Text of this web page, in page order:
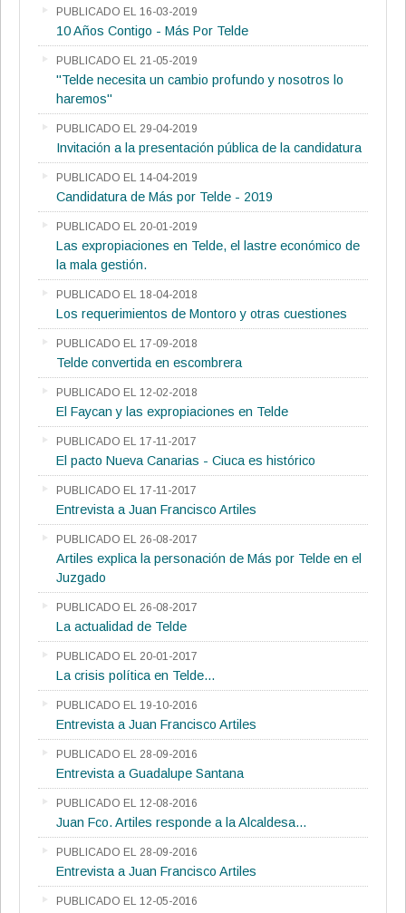
PUBLICADO EL 16-03-2019
10 Años Contigo - Más Por Telde
PUBLICADO EL 21-05-2019
"Telde necesita un cambio profundo y nosotros lo
haremos"
PUBLICADO EL 29-04-2019
Invitación a la presentación pública de la candidatura
PUBLICADO EL 14-04-2019
Candidatura de Más por Telde - 2019
PUBLICADO EL 20-01-2019
Las expropiaciones en Telde, el lastre económico de
la mala gestión.
PUBLICADO EL 18-04-2018
Los requerimientos de Montoro y otras cuestiones
PUBLICADO EL 17-09-2018
Telde convertida en escombrera
PUBLICADO EL 12-02-2018
El Faycan y las expropiaciones en Telde
PUBLICADO EL 17-11-2017
El pacto Nueva Canarias - Ciuca es histórico
PUBLICADO EL 17-11-2017
Entrevista a Juan Francisco Artiles
PUBLICADO EL 26-08-2017
Artiles explica la personación de Más por Telde en el
Juzgado
PUBLICADO EL 26-08-2017
La actualidad de Telde
PUBLICADO EL 20-01-2017
La crisis política en Telde...
PUBLICADO EL 19-10-2016
Entrevista a Juan Francisco Artiles
PUBLICADO EL 28-09-2016
Entrevista a Guadalupe Santana
PUBLICADO EL 12-08-2016
Juan Fco. Artiles responde a la Alcaldesa...
PUBLICADO EL 28-09-2016
Entrevista a Juan Francisco Artiles
PUBLICADO EL 12-05-2016